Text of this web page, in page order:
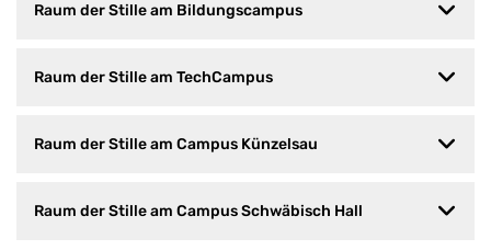
Raum der Stille am Bildungscampus
Raum der Stille am TechCampus
Raum der Stille am Campus Künzelsau
Raum der Stille am Campus Schwäbisch Hall